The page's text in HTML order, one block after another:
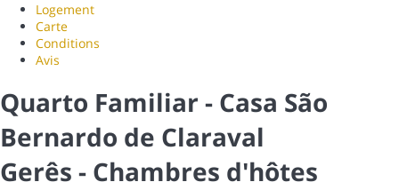
Logement
Carte
Conditions
Avis
Quarto Familiar - Casa São
Bernardo de Claraval
Gerês - Chambres d'hôtes